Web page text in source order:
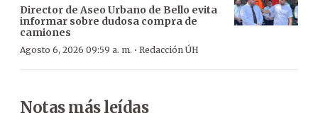
Director de Aseo Urbano de Bello evita
informar sobre dudosa compra de
camiones
Agosto 6, 2026 09:59 a. m. · Redacción ÚH
Notas más leídas